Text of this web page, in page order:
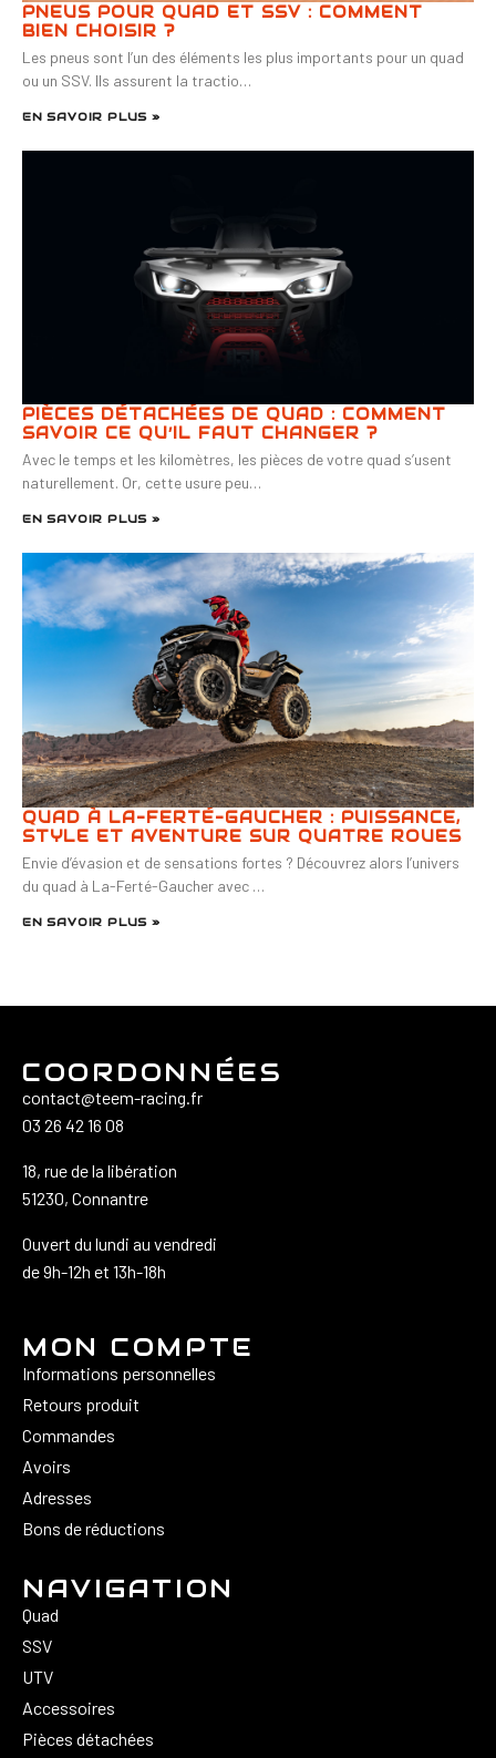
PNEUS POUR QUAD ET SSV : COMMENT
BIEN CHOISIR ?
Les pneus sont l’un des éléments les plus importants pour un quad
ou un SSV. Ils assurent la tractio…
EN SAVOIR PLUS »
PIÈCES DÉTACHÉES DE QUAD : COMMENT
SAVOIR CE QU’IL FAUT CHANGER ?
Avec le temps et les kilomètres, les pièces de votre quad s’usent
naturellement. Or, cette usure peu…
EN SAVOIR PLUS »
QUAD À LA-FERTÉ-GAUCHER : PUISSANCE,
STYLE ET AVENTURE SUR QUATRE ROUES
Envie d’évasion et de sensations fortes ? Découvrez alors l’univers
du quad à La-Ferté-Gaucher avec …
EN SAVOIR PLUS »
COORDONNÉES
contact@teem-racing.fr
03 26 42 16 08
18, rue de la libération
51230, Connantre
Ouvert du lundi au vendredi
de 9h-12h et 13h-18h
MON COMPTE
Informations personnelles
Retours produit
Commandes
Avoirs
Adresses
Bons de réductions
NAVIGATION
Quad
SSV
UTV
Accessoires
Pièces détachées